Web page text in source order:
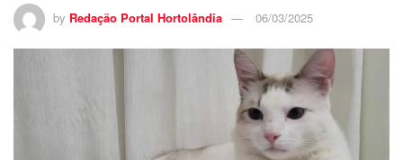
by Redação Portal Hortolândia 06/03/2025